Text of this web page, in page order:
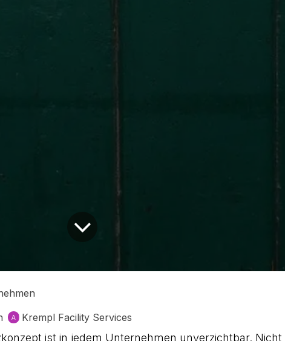
Krempl Facility Services
ist in jedem Unternehmen unverzichtbar. Nicht